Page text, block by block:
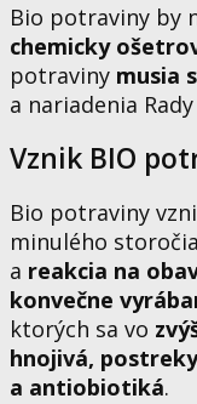
Bio potraviny by
chemicky
potraviny musia
a nariadenia
Vznik BIO
Bio potraviny
minulého
a reakcia na
konvečne
ktorých sa vo
hnojivá,
a antiobiotiká.